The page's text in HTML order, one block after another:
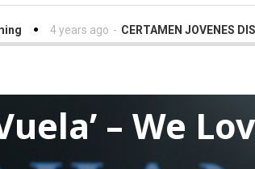
4 years ago - CERTAMEN JOVENES
– We